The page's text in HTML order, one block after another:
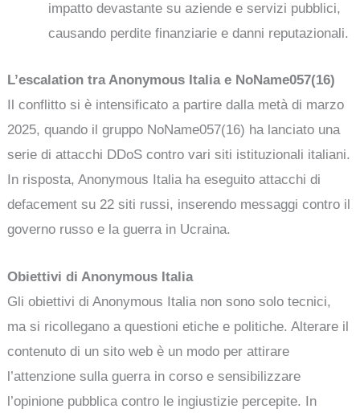
impatto devastante su aziende e servizi pubblici,
causando perdite finanziarie e danni reputazionali.
L’escalation tra Anonymous Italia e NoName057(16)
Il conflitto si è intensificato a partire dalla metà di marzo
2025, quando il gruppo NoName057(16) ha lanciato una
serie di attacchi DDoS contro vari siti istituzionali italiani.
In risposta, Anonymous Italia ha eseguito attacchi di
defacement su 22 siti russi, inserendo messaggi contro il
governo russo e la guerra in Ucraina.
Obiettivi di Anonymous Italia
Gli obiettivi di Anonymous Italia non sono solo tecnici,
ma si ricollegano a questioni etiche e politiche. Alterare il
contenuto di un sito web è un modo per attirare
l’attenzione sulla guerra in corso e sensibilizzare
l’opinione pubblica contro le ingiustizie percepite. In